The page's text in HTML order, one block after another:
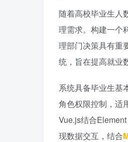
随着高校毕业生人
理需求。构建一个
理部门决策具有重
统，旨在提高就业
系统具备毕业生基
角色权限控制，适
Vue.js结合
现数据交互，结合